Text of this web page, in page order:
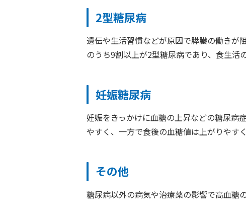
2型糖尿病
遺伝や生活習慣などが原因で膵臓の働きが
のうち9割以上が2型糖尿病であり、食生活
妊娠糖尿病
妊娠をきっかけに血糖の上昇などの糖尿病
やすく、一方で食後の血糖値は上がりやす
その他
糖尿病以外の病気や治療薬の影響で高血糖